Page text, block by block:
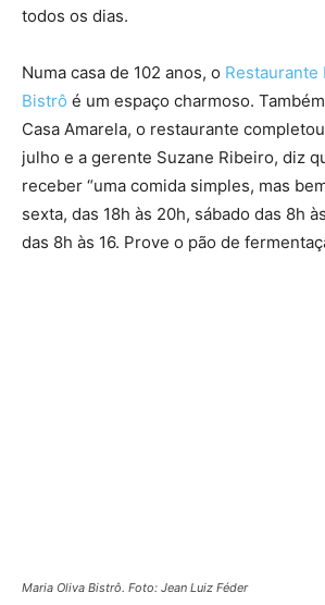
todos os dias.
Numa casa de 102 anos, o Restaurante
Bistrô é um espaço charmoso.
Casa Amarela, o restaurante
julho e a gerente Suzane Ribeiro, diz
receber “uma comida simples, mas
sexta, das 18h às 20h, sábado das 8h
das 8h às 16. Prove o pão de
Maria Oliva Bistrô. Foto: Jean Luiz Féder